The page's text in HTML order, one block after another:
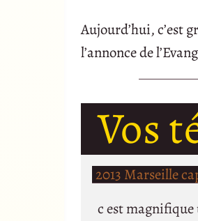
Aujourd’hui, c’est
l’annonce de
Vos
2013 Marseille
c est magnifique